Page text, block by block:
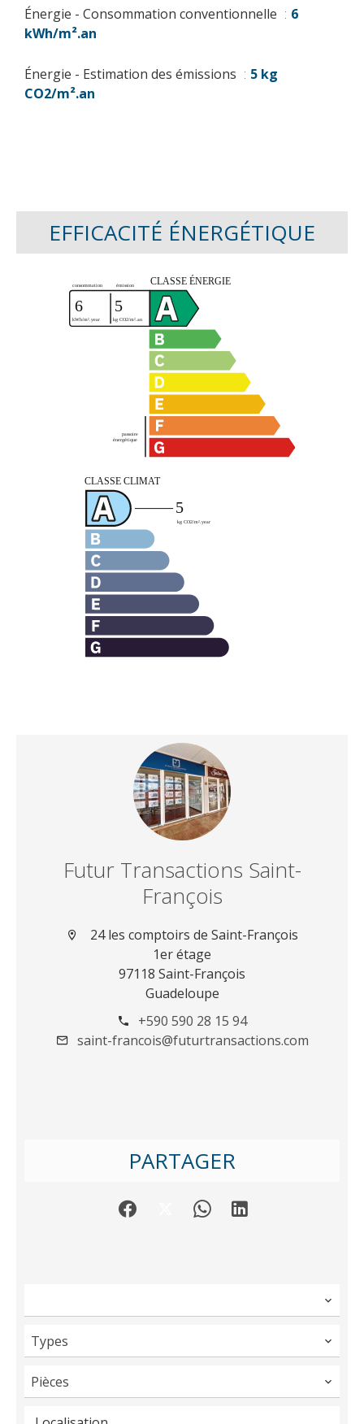
Énergie - Consommation conventionnelle
6
kWh/m².an
Énergie - Estimation des émissions
5 kg
CO2/m².an
EFFICACITÉ ÉNERGÉTIQUE
Futur Transactions Saint-
François
24 les comptoirs de Saint-François
1er étage
97118 Saint-François
Guadeloupe
+590 590 28 15 94
saint-francois@futurtransactions.com
PARTAGER
Types
Pièces